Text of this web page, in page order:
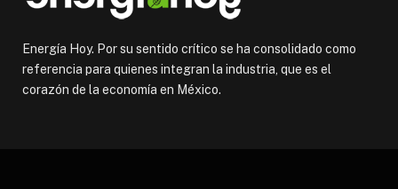
Energía Hoy. Por su sentido crítico se ha consolidado como
referencia para quienes integran la industria, que es el
corazón de la economía en México.